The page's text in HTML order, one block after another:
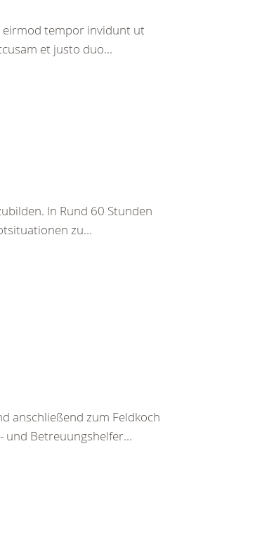
eirmod tempor invidunt ut
et justo duo...
In Rund 60 Stunden
zu...
anschließend zum Feldkoch
und Betreuungshelfer...